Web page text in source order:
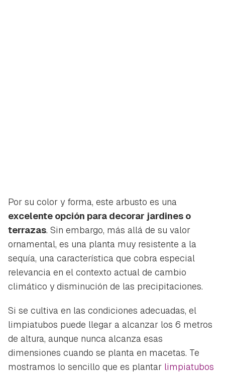
Guardar como favorito
Para poder guardar como favorito, primero has de
iniciar sesión con tu cuenta de Hogarmanía.
Por su color y forma, este arbusto es una
excelente opción para decorar jardines o
terrazas. Sin embargo, más allá de su valor
ornamental, es una planta muy resistente a la
sequía, una característica que cobra especial
relevancia en el contexto actual de cambio
climático y disminución de las precipitaciones.
Si se cultiva en las condiciones adecuadas, el
limpiatubos puede llegar a alcanzar los 6 metros
de altura, aunque nunca alcanza esas
dimensiones cuando se planta en macetas. Te
mostramos lo sencillo que es plantar limpiatubos
Contenido enviado
Gracias por suscribirte a nuestro boletín.